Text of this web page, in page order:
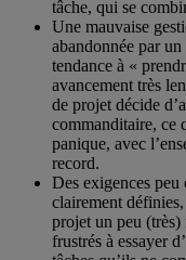
tâche, qui se
Une mauvaise
abandonnée par
tendance à «
avancement très
de projet décide
commanditaire, ce
panique, avec
record.
Des exigences peu
clairement
projet un peu
frustrés à essayer